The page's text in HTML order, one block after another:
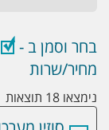
בחר וסמן ב -
מחיר/שרות
נימצאו 18 תוצאות